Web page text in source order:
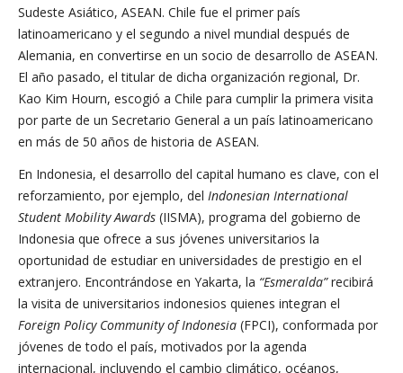
Sudeste Asiático, ASEAN. Chile fue el primer país
latinoamericano y el segundo a nivel mundial después de
Alemania, en convertirse en un socio de desarrollo de ASEAN.
El año pasado, el titular de dicha organización regional, Dr.
Kao Kim Hourn, escogió a Chile para cumplir la primera visita
por parte de un Secretario General a un país latinoamericano
en más de 50 años de historia de ASEAN.
En Indonesia, el desarrollo del capital humano es clave, con el
reforzamiento, por ejemplo, del Indonesian International
Student Mobility Awards (IISMA), programa del gobierno de
Indonesia que ofrece a sus jóvenes universitarios la
oportunidad de estudiar en universidades de prestigio en el
extranjero. Encontrándose en Yakarta, la “Esmeralda”recibirá
la visita de universitarios indonesios quienes integran el
Foreign Policy Community of Indonesia (FPCI), conformada por
jóvenes de todo el país, motivados por la agenda
internacional, incluyendo el cambio climático, océanos,